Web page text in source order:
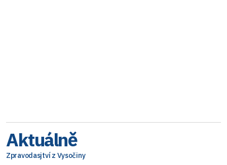
Aktuálně
Zpravodasjtví z Vysočiny